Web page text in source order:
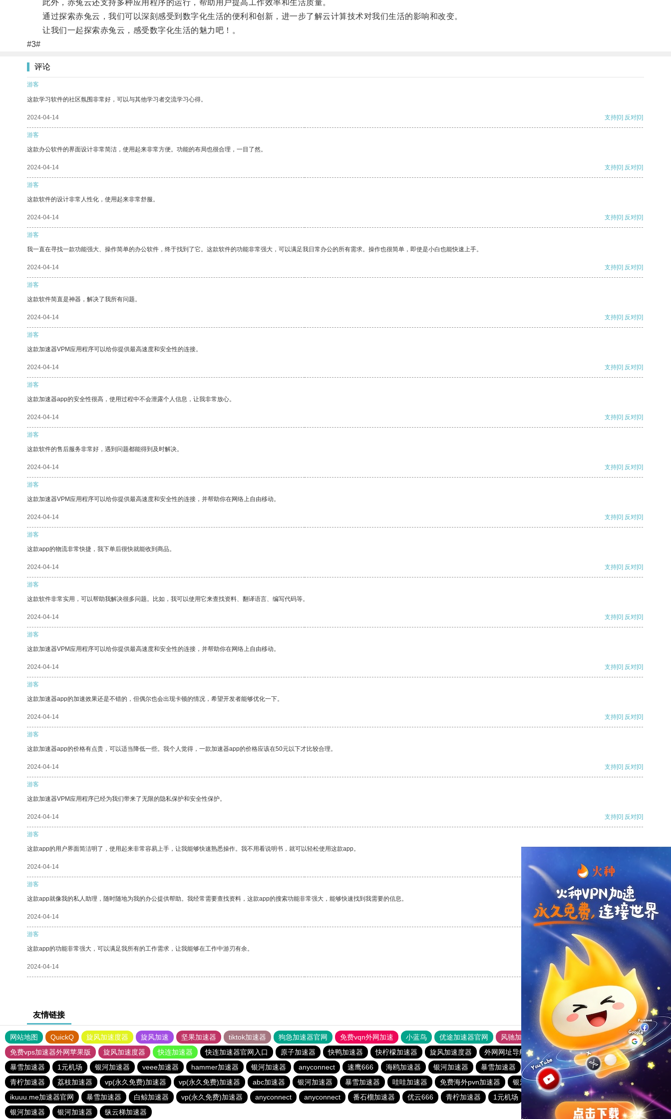
此外，赤兔云还支持多种应用程序的运行，帮助用户提高工作效率和生活质量。
通过探索赤兔云，我们可以深刻感受到数字化生活的便利和创新，进一步了解云计算技术对我们生活的影响和改变。
让我们一起探索赤兔云，感受数字化生活的魅力吧！。
#3#
评论
游客
这款学习软件的社区氛围非常好，可以与其他学习者交流学习心得。
2024-04-14 支持[0] 反对[0]
游客
这款办公软件的界面设计非常简洁，使用起来非常方便。功能的布局也很合理，一目了然。
2024-04-14 支持[0] 反对[0]
游客
这款软件的设计非常人性化，使用起来非常舒服。
2024-04-14 支持[0] 反对[0]
游客
我一直在寻找一款功能强大、操作简单的办公软件，终于找到了它。这款软件的功能非常强大，可以满足我日常办公的所有需求。操作也很简单，即使是小白也能快速上手。
2024-04-14 支持[0] 反对[0]
游客
这款软件简直是神器，解决了我所有问题。
2024-04-14 支持[0] 反对[0]
游客
这款加速器VPM应用程序可以给你提供最高速度和安全性的连接。
2024-04-14 支持[0] 反对[0]
游客
这款加速器app的安全性很高，使用过程中不会泄露个人信息，让我非常放心。
2024-04-14 支持[0] 反对[0]
游客
这款软件的售后服务非常好，遇到问题都能得到及时解决。
2024-04-14 支持[0] 反对[0]
游客
这款加速器VPM应用程序可以给你提供最高速度和安全性的连接，并帮助你在网络上自由移动。
2024-04-14 支持[0] 反对[0]
游客
这款app的物流非常快捷，我下单后很快就能收到商品。
2024-04-14 支持[0] 反对[0]
游客
这款软件非常实用，可以帮助我解决很多问题。比如，我可以使用它来查找资料、翻译语言、编写代码等。
2024-04-14 支持[0] 反对[0]
游客
这款加速器VPM应用程序可以给你提供最高速度和安全性的连接，并帮助你在网络上自由移动。
2024-04-14 支持[0] 反对[0]
游客
这款加速器app的加速效果还是不错的，但偶尔也会出现卡顿的情况，希望开发者能够优化一下。
2024-04-14 支持[0] 反对[0]
游客
这款加速器app的价格有点贵，可以适当降低一些。我个人觉得，一款加速器app的价格应该在50元以下才比较合理。
2024-04-14 支持[0] 反对[0]
游客
这款加速器VPM应用程序已经为我们带来了无限的隐私保护和安全性保护。
2024-04-14 支持[0] 反对[0]
游客
这款app的用户界面简洁明了，使用起来非常容易上手，让我能够快速熟悉操作。我不用看说明书，就可以轻松使用这款app。
2024-04-14 支持
游客
这款app就像我的私人助理，随时随地为我的办公提供帮助。我经常需要查找资料，这款app的搜索功能非常强大，能够快速找到我需要的信息。
2024-04-14 支持[0] 反对[0]
游客
这款app的功能非常强大，可以满足我所有的工作需求，让我能够在工作中游刃有余。
2024-04-14 支持[0] 反对[0]
友情链接
网站地图 QuickQ 旋风加速度器 旋风加速 坚果加速器 tiktok加速器 狗急加速器官网 免费vqn外网加速 小蓝鸟 优途加速器官网 风驰加速器
旋风加速器
免费vps加速器外网苹果版
旋风加速度器 快连加速器 快连加速器官网入口 原子加速器 快鸭加速器 快柠檬加速器 旋风加速度器 外网网址导航 软件中心
海外梯子官网
暴雪加速器
1元机场 银河加速器 veee加速器 hammer加速器 银河加速器 anyconnect 速鹰666 海鸥加速器 银河加速器 暴雪加速器 银河加速器 蜜蜂加速器
原子加速器
青柠加速器
荔枝加速器 vp(永久免费)加速器 vp(永久免费)加速器 abc加速器 银河加速器 暴雪加速器 哇哇加速器 免费海外pvn加速器 银河加速器
银河加速器
ikuuu.me加速器官网
暴雪加速器 白鲸加速器 vp(永久免费)加速器 anyconnect anyconnect 番石榴加速器 优云666 青柠加速器 1元机场 anyconnect
银河加速器
银河加速器
银河加速器 纵云梯加速器